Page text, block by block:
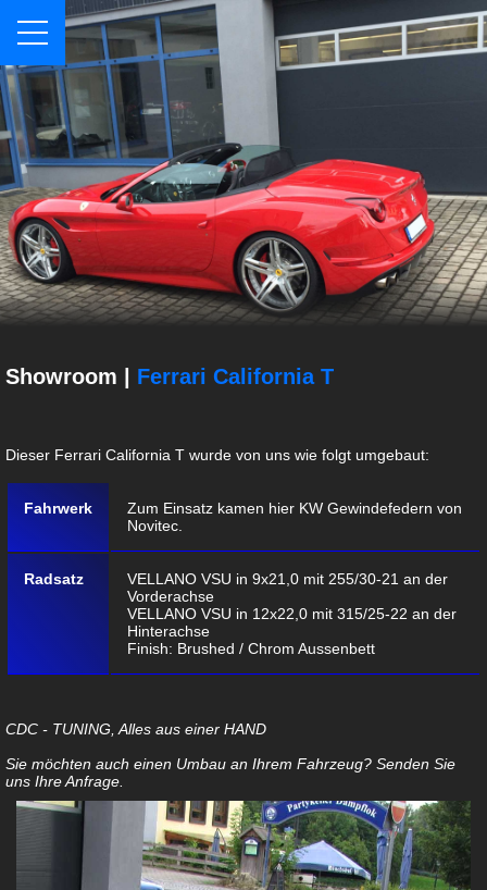
Showroom | Ferrari California T
Dieser Ferrari California T wurde von uns wie folgt umgebaut:
Fahrwerk
Zum Einsatz kamen hier KW Gewindefedern von
Novitec.
Radsatz
VELLANO VSU in 9x21,0 mit 255/30-21 an der
Vorderachse
VELLANO VSU in 12x22,0 mit 315/25-22 an der
Hinterachse
Finish: Brushed / Chrom Aussenbett
CDC - TUNING, Alles aus einer HAND
Sie möchten auch einen Umbau an Ihrem Fahrzeug? Senden Sie
uns IhreAnfrage